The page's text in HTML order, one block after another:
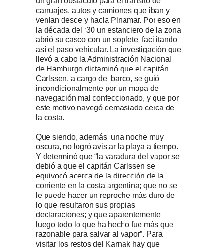
carruajes, autos y camiones que iban y
venían desde y hacia Pinamar. Por eso en
la década del ‘30 un estanciero de la zona
abrió su casco con un soplete, facilitando
así el paso vehicular. La investigación que
llevó a cabo la Administración Nacional
de Hamburgo dictaminó que el capitán
Carlssen, a cargo del barco, se guió
incondicionalmente por un mapa de
navegación mal confeccionado, y que por
este motivo navegó demasiado cerca de
la costa.
Que siendo, además, una noche muy
oscura, no logró avistar la playa a tiempo.
Y determinó que “la varadura del vapor se
debió a que el capitán Carlssen se
equivocó acerca de la dirección de la
corriente en la costa argentina; que no se
le puede hacer un reproche más duro de
lo que resultaron sus propias
declaraciones; y que aparentemente
luego todo lo que ha hecho fue más que
razonable para salvar al vapor”. Para
visitar los restos del Karnak hay que